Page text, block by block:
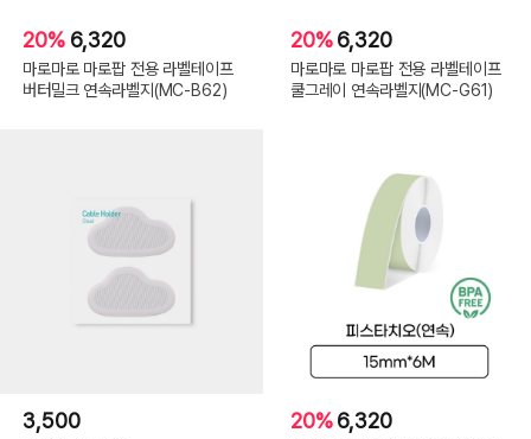
20% 6,320
마로마로 마로팝 전용 라벨테이프
버터밀크 연속라벨지(MC-B62)
20%6,320
마로마로 마로팝 전용 라벨테이프
쿨그레이 연속라벨지(MC-G61)
3,500 20%6,320